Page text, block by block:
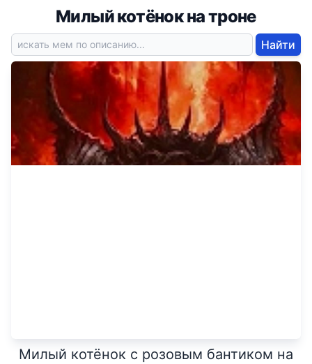
Милый котёнок на троне
Найти
Милый котёнок с розовым бантиком на